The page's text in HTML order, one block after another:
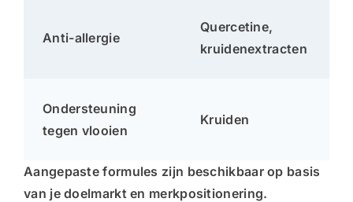
Anti-allergie
Quercetine,
kruidenextracten
Ondersteuning
tegen vlooien
Kruiden
Aangepaste formules zijn beschikbaar op basis
van jedoelmarkt en merkpositionering.